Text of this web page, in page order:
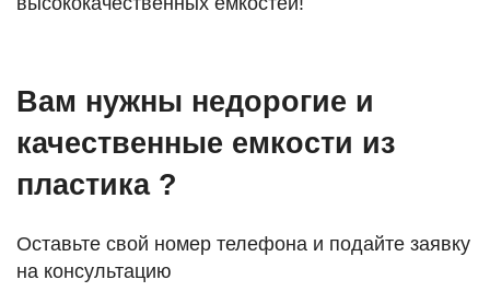
Вам нужны недорогие и
качественные емкости из
пластика ?
Оставьте свой номер телефона и подайте заявку
на консультацию